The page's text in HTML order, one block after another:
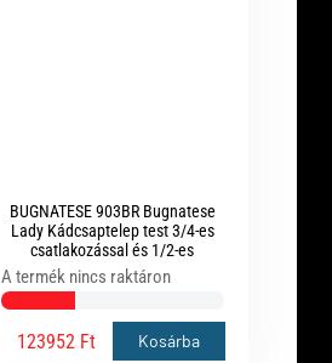
BUGNATESE 903BR Bugnatese
Lady Kádcsaptelep test 3/4-es
csatlakozással és 1/2-es
csatlakozással bronz színben
A termék nincs raktáron
123952 Ft Kosárba